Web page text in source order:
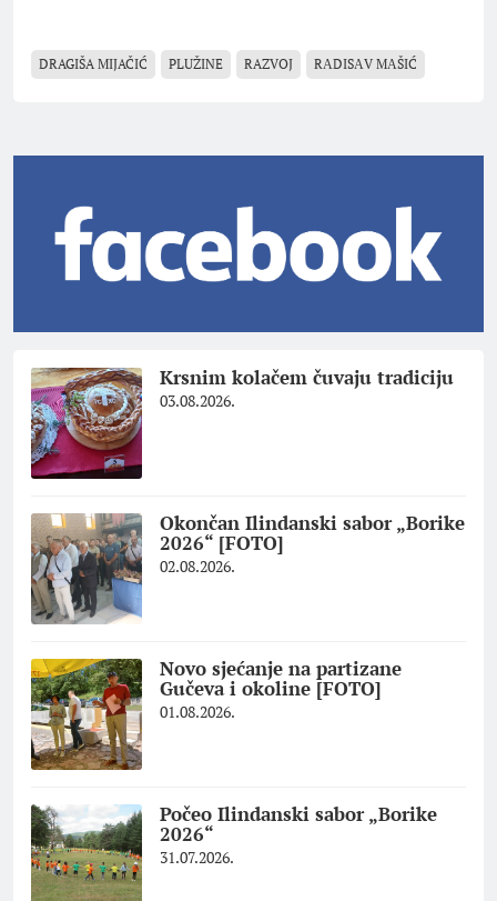
DRAGIŠA MIJAČIĆ PLUŽINE RAZVOJ RАDISАV MАŠIĆ
Krsnim kolačem čuvaju tradiciju
03.08.2026.
Okončan Ilindanski sabor „Borike
2026“ [FOTO]
02.08.2026.
Novo sjećanje na partizane
Gučeva i okoline [FOTO]
01.08.2026.
Počeo Ilindanski sabor „Borike
2026“
31.07.2026.